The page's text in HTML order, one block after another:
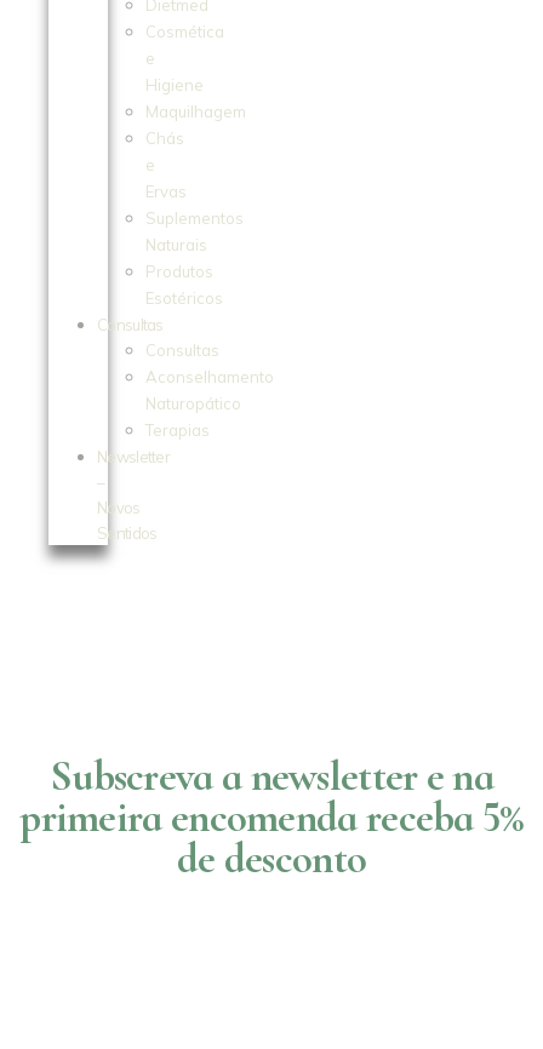
Dietmed
Cosmética
e
Higiene
Maquilhagem
Chás
e
Ervas
Suplementos
Naturais
Produtos
Esotéricos
Consultas
Consultas
Aconselhamento
Naturopático
Terapias
Newsletter
–
Novos
Sentidos
Subscreva a newsletter e na
primeira encomenda receba 5%
de desconto